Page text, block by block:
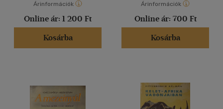
Árinformációk
Online ár: 1 200 Ft
Kosárba
Árinformációk
Online ár: 700 Ft
Kosárba